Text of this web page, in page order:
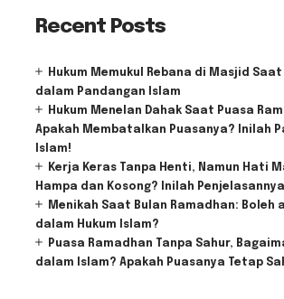
Recent Posts
Hukum Memukul Rebana di Masjid
dalam Pandangan Islam
Hukum Menelan Dahak Saat Puasa
Apakah Membatalkan Puasanya? Inilah
Islam!
Kerja Keras Tanpa Henti, Namun Hati
Hampa dan Kosong? Inilah
Menikah Saat Bulan Ramadhan: Boleh
dalam Hukum Islam?
Puasa Ramadhan Tanpa Sahur,
dalam Islam? Apakah Puasanya Tetap